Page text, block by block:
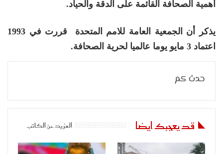
أهمية الصحافة القائمة على الدقة والحياد.
يذكر أن الجمعية العامة للامم المتحدة قررت في 1993
اعتماد 3 مايو يوما عالميا لحرية الصحافة.
حدث كم
قد يعجبك ايضا المزيد عن الكاتب